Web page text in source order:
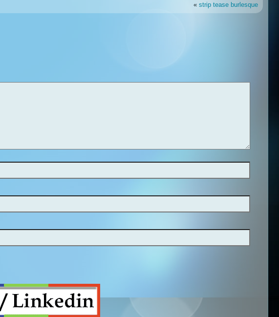
« strip tease burlesque